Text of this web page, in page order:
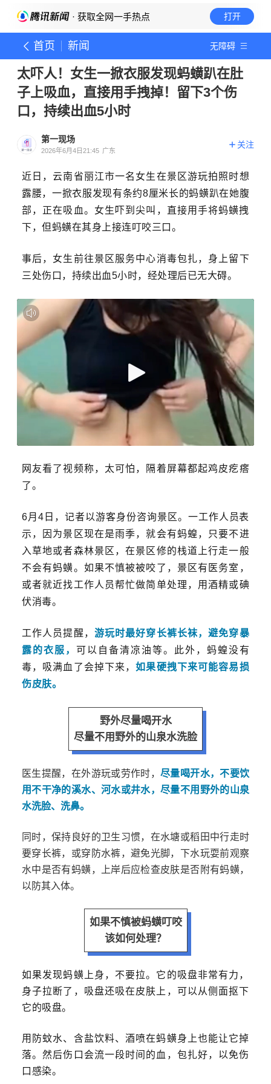
· 获取全网一手热点 打开
首页 新闻 无障碍
太吓人！女生一掀衣服发现蚂蟥趴在肚
子上吸血，直接用手拽掉！留下3个伤
口，持续出血5小时
第一现场
2026年6月4日21:45 广东
关注
近日，云南省丽江市一名女生在景区游玩拍照时想
露腰，一掀衣服发现有条约8厘米长的蚂蟥趴在她腹
部，正在吸血。女生吓到尖叫，直接用手将蚂蟥拽
下，但蚂蟥在其身上接连叮咬三口。
事后，女生前往景区服务中心消毒包扎，身上 留下
三处伤口，持续出血5小时，经处理后已无大碍。
网友看了视频称，太可怕，隔着屏幕都起鸡皮疙瘩
了。
6月4日，记者以游客身份咨询景区。一工作人员表
示，因为景区现在是雨季，就会有蚂蝗，只要不进
入草地或者森林景区，在景区修的栈道上行走一般
不会有蚂蟥。如果不慎被被咬了，景区有医务室，
或者就近找工作人员帮忙做简单处理，用酒精或碘
伏消毒。
工作人员提醒， 游玩时最好穿长裤长袜，避免穿暴
露的衣服， 可以自备清凉油等。此外，蚂蝗没有
毒，吸满血了会掉下来，如果硬拽下来可能容易损
伤皮肤。
野外尽量喝开水
尽量不用野外的山泉水洗脸
医生提醒，在外游玩或劳作时，尽量喝开水，不要饮
用不干净的溪水、河水或井水，尽量不用野外的山泉
水洗脸、洗鼻。
同时，保持良好的卫生习惯，在水塘或稻田中行走时
要穿长裤，或穿防水裤，避免光脚，下水玩耍前观察
水中是否有蚂蟥，上岸后应检查皮肤是否附有蚂蟥，
以防其入体。
如果不慎被蚂蟥叮咬
该如何处理？
如果发现蚂蟥上身，不要拉。它的吸盘非常有力，
身子拉断了，吸盘还吸在皮肤上，可以从侧面抠下
它的吸盘。
用防蚊水、含盐饮料、酒喷在蚂蟥身上也能让它掉
落。然后伤口会流一段时间的血，包扎好，以免伤
口感染。